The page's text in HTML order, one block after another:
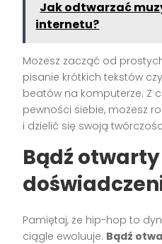
Jak odtwarzać
internetu?
Możesz zacząć od
pisanie krótkich tekstów
beatów na komputerze. Z
pewności siebie, możesz
i dzielić się swoją
Bądź
Pamiętaj, że hip-hop to
ciągle ewoluuje. Bądź